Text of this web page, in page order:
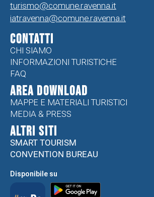
turismo@comune.ravenna.it
iatravenna@comune.ravenna.it
CONTATTI
CHI SIAMO
INFORMAZIONI TURISTICHE
FAQ
Area Download
MAPPE E MATERIALI TURISTICI
MEDIA & PRESS
ALTRI SITI
SMART TOURISM
CONVENTION BUREAU
Disponibile su